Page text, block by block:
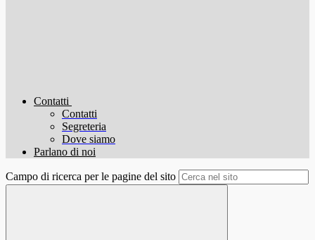
Contatti
Contatti
Segreteria
Dove siamo
Parlano di noi
Campo di ricerca per le pagine del sito